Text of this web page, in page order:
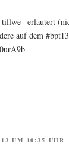
erläu­tert
auf dem
UM 10:35 UHR